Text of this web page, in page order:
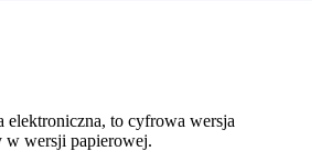
elektroniczna, to cyfrowa wersja
w wersji papierowej.